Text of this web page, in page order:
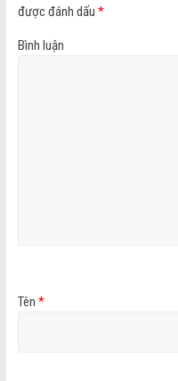
được đánh dấu *
Bình luận
Tên *